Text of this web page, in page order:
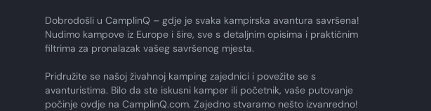
Dobrodošli u CamplinQ – gdje je svaka kampirska avantura savršena!
Nudimo kampove iz Europe i šire, sve s detaljnim opisima i praktičnim
filtrima za pronalazak vašeg savršenog mjesta.
Pridružite se našoj živahnoj kamping zajednici i povežite se s
avanturistima. Bilo da ste iskusni kamper ili početnik, vaše putovanje
počinje ovdje na CamplinQ.com. Zajedno stvaramo nešto izvanredno!